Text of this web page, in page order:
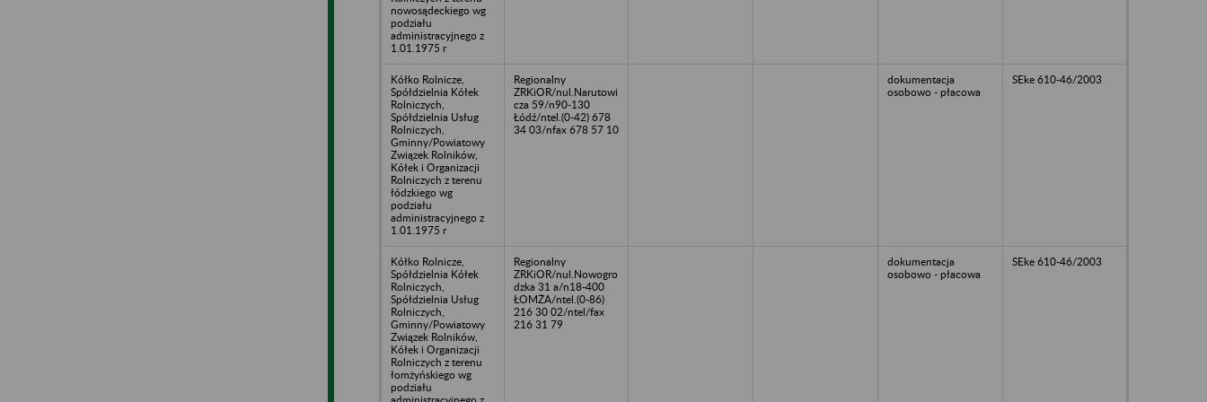
nowosądeckiego wg
podziału
administracyjnego z
1.01.1975 r
Kółko Rolnicze,
Spółdzielnia Kółek
Rolniczych,
Spółdzielnia Usług
Rolniczych,
Gminny/Powiatowy
Związek Rolników,
Kółek i Organizacji
Rolniczych z terenu
łódzkiego wg
podziału
administracyjnego z
1.01.1975 r
Regionalny
ZRKiOR/nul.Narutowi
cza 59/n90-130
Łódź/ntel.(0-42) 678
34 03/nfax 678 57 10
dokumentacja
osobowo - płacowa
SEke 610-46/2003
Kółko Rolnicze,
Spółdzielnia Kółek
Rolniczych,
Spółdzielnia Usług
Rolniczych,
Gminny/Powiatowy
Związek Rolników,
Kółek i Organizacji
Rolniczych z terenu
łomżyńskiego wg
podziału
Regionalny
ZRKiOR/nul.Nowogro
dzka 31 a/n18-400
ŁOMŻA/ntel.(0-86)
216 30 02/ntel/fax
216 31 79
dokumentacja
osobowo - płacowa
SEke 610-46/2003